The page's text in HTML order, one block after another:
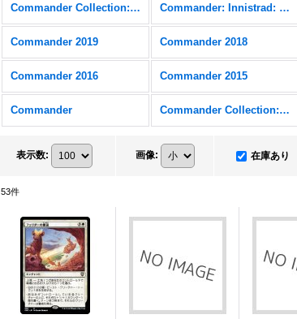
Commander Collection: Black Commander: Innistrad: Crimson Vow
Commander 2019 Commander 2018
Commander 2016 Commander 2015
Commander Commander Collection: Green
表示数: 画像: 在庫あり
53件